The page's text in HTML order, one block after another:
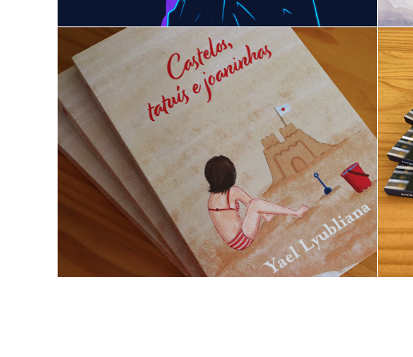
Castelos, tatuís e joaninhas | Livro
2022